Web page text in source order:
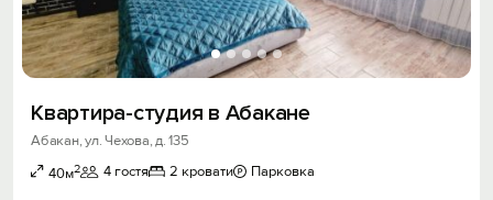
Квартира-студия в Абакане
Абакан, ул. Чехова, д. 135
40м2 4 гостя 2 кровати Парковка